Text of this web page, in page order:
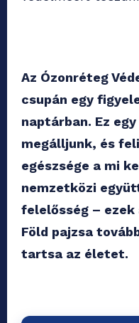
Az Ózonréteg
csupán egy
naptárban. Ez
megálljunk, és
egészsége a mi
nemzetközi
felelősség – ezek
Föld pajzsa
tartsa az életet.